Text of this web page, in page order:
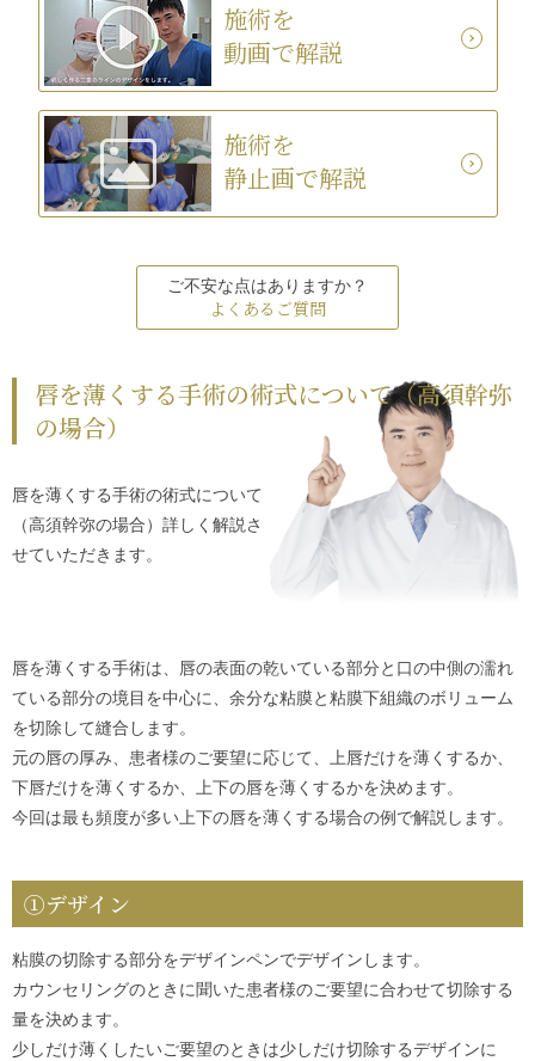
施術を
動画で解説
施術を
静止画で解説
ご不安な点はありますか？
よくあるご質問
唇を薄くする手術の術式について（高須幹弥
の場合）
唇を薄くする手術の術式について
（高須幹弥の場合）詳しく解説さ
せていただきます。
唇を薄くする手術は、唇の表面の乾いている部分と口の中側の濡れ
ている部分の境目を中心に、余分な粘膜と粘膜下組織のボリューム
を切除して縫合します。
元の唇の厚み、患者様のご要望に応じて、上唇だけを薄くするか、
下唇だけを薄くするか、上下の唇を薄くするかを決めます。
今回は最も頻度が多い上下の唇を薄くする場合の例で解説します。
①デザイン
粘膜の切除する部分をデザインペンでデザインします。
カウンセリングのときに聞いた患者様のご要望に合わせて切除する
量を決めます。
少しだけ薄くしたいご要望のときは少しだけ切除するデザインに